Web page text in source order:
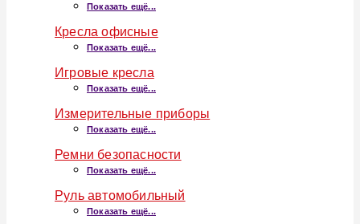
Показать ещё...
Кресла офисные
Показать ещё...
Игровые кресла
Показать ещё...
Измерительные приборы
Показать ещё...
Ремни безопасности
Показать ещё...
Руль автомобильный
Показать ещё...